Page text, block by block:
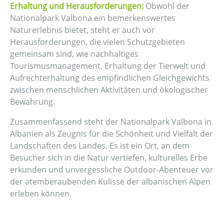
Erhaltung und Herausforderungen: Obwohl der
Nationalpark Valbona ein bemerkenswertes
Naturerlebnis bietet, steht er auch vor
Herausforderungen, die vielen Schutzgebieten
gemeinsam sind, wie nachhaltiges
Tourismusmanagement, Erhaltung der Tierwelt und
Aufrechterhaltung des empfindlichen Gleichgewichts
zwischen menschlichen Aktivitäten und ökologischer
Bewahrung.
Zusammenfassend steht der Nationalpark Valbona in
Albanien als Zeugnis für die Schönheit und Vielfalt der
Landschaften des Landes. Es ist ein Ort, an dem
Besucher sich in die Natur vertiefen, kulturelles Erbe
erkunden und unvergessliche Outdoor-Abenteuer vor
der atemberaubenden Kulisse der albanischen Alpen
erleben können.